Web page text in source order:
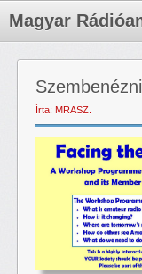
Magyar
Írta: MRASZ.